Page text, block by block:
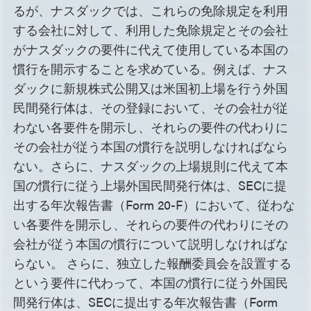
るが、ナスダックでは、これらの免除規定を利用
する会社に対して、利用した免除規定とその会社
がナスダックの要件に代えて使用している本国の
慣行を開示することを求めている。例えば、ナス
ダックに新規株式公開又は米国初上場を行う外国
民間発行体は、その登録において、その会社が従
わない各要件を開示し、それらの要件の代わりに
その会社が従う本国の慣行を説明しなければなら
ない。さらに、ナスダックの上場規則に代えて本
国の慣行に従う上場外国民間発行体は、SECに提
出する年次報告書（Form 20-F）において、従わな
い各要件を開示し、それらの要件の代わりにその
会社が従う本国の慣行について説明しなければな
らない。 さらに、独立した報酬委員会を設置する
という要件に代わって、本国の慣行に従う外国民
間発行体は、SECに提出する年次報告書（Form